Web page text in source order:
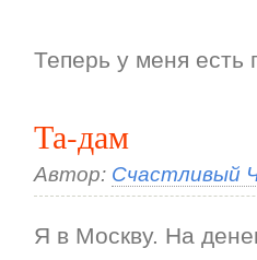
Теперь у меня есть
Та-дам
Автор: Счастливый
Я в Москву. На